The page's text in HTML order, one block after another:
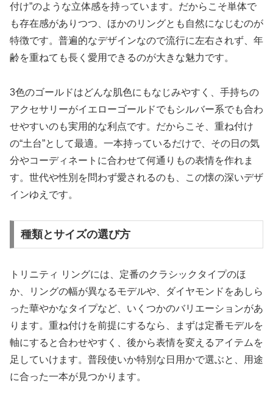
付け”のような立体感を持っています。だからこそ単体で
も存在感がありつつ、ほかのリングとも自然になじむのが
特徴です。普遍的なデザインなので流行に左右されず、年
齢を重ねても長く愛用できるのが大きな魅力です。
3色のゴールドはどんな肌色にもなじみやすく、手持ちの
アクセサリーがイエローゴールドでもシルバー系でも合わ
せやすいのも実用的な利点です。だからこそ、重ね付け
の“土台”として最適。一本持っているだけで、その日の気
分やコーディネートに合わせて何通りもの表情を作れま
す。世代や性別を問わず愛されるのも、この懐の深いデザ
インゆえです。
種類とサイズの選び方
トリニティ リングには、定番のクラシックタイプのほ
か、リングの幅が異なるモデルや、ダイヤモンドをあしら
った華やかなタイプなど、いくつかのバリエーションがあ
ります。重ね付けを前提にするなら、まずは定番モデルを
軸にすると合わせやすく、後から表情を変えるアイテムを
足していけます。普段使いか特別な日用かで選ぶと、用途
に合った一本が見つかります。